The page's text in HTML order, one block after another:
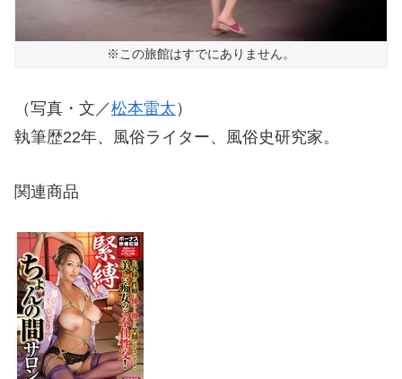
※この旅館はすでにありません。
（写真・文／松本雷太 ）
執筆歴22年、風俗ライター、風俗史研究家。
関連商品